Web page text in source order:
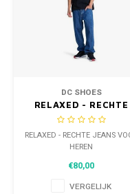
DC SHOES
RELAXED - RECHTE
JEANS VOOR HEREN
RELAXED - RECHTE JEANS
HEREN
€80,00
VERGELIJK